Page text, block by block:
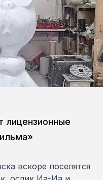
лицензионные
вскоре поселятся